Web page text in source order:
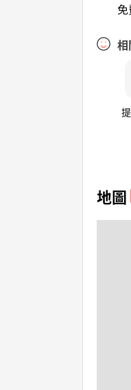
地圖